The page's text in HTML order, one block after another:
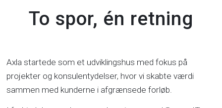
To spor, én retning
Axla startede som et udviklingshus med fokus på
projekter og konsulentydelser, hvor vi skabte værdi
sammen med kunderne i afgrænsede forløb.